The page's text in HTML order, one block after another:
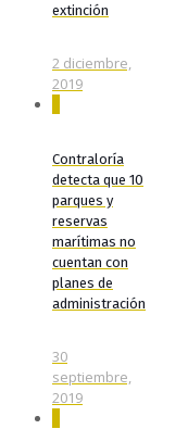
extinción
2 diciembre,
2019
Contraloría
detecta que 10
parques y
reservas
marítimas no
cuentan con
planes de
administración
30
septiembre,
2019